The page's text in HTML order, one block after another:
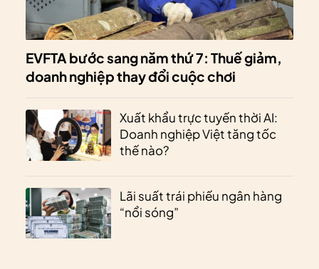
EVFTA bước sang năm thứ 7: Thuế giảm,
doanh nghiệp thay đổi cuộc chơi
Xuất khẩu trực tuyến thời AI:
Doanh nghiệp Việt tăng tốc
thế nào?
Lãi suất trái phiếu ngân hàng
“nổi sóng”